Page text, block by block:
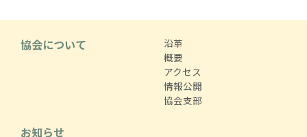
協会について
沿革
概要
アクセス
情報公開
協会支部
お知らせ